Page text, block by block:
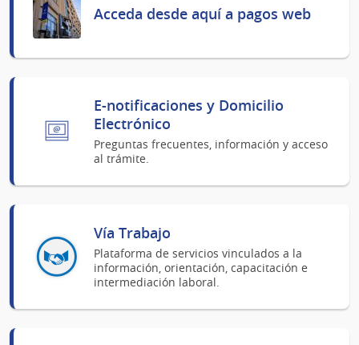
Acceda desde aquí a pagos web
E-notificaciones y Domicilio
Electrónico
Preguntas frecuentes, información y acceso
al trámite.
Vía Trabajo
Plataforma de servicios vinculados a la
información, orientación, capacitación e
intermediación laboral.